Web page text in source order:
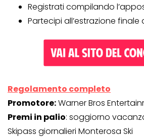
Registrati compilando
Partecipi all’estrazione finale
Regolamento completo
Promotore:Warner Bros
Premi in palio: soggiorno
Skipass giornalieri Monterosa Ski